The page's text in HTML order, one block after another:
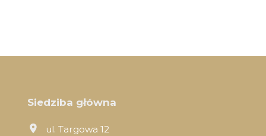
Siedziba główna
ul. Targowa 12